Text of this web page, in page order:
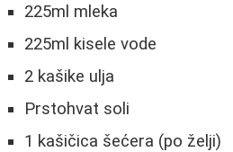
225ml mleka
225ml kisele vode
2 kašike ulja
Prstohvat soli
1 kašičica šećera (po želji)